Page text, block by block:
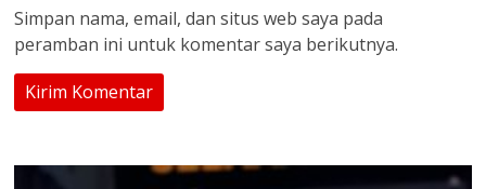
Simpan nama, email, dan situs web saya pada
peramban ini untuk komentar saya berikutnya.